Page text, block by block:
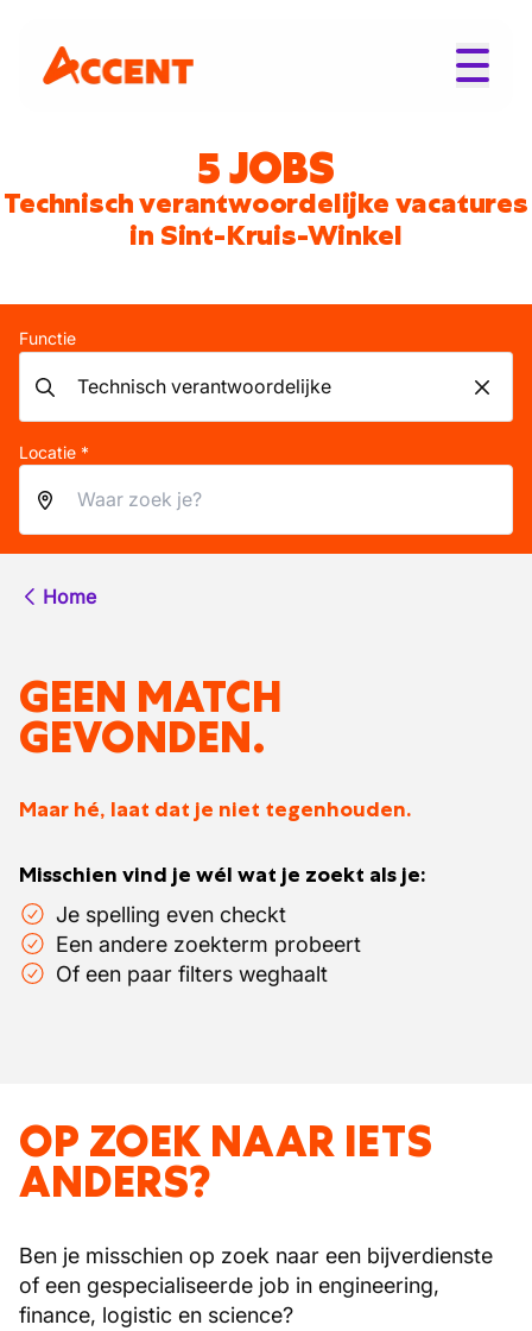
5 JOBS
Technisch verantwoordelijke vacatures
in Sint-Kruis-Winkel
Functie
Locatie *
Home
GEEN MATCH
GEVONDEN.
Maar hé, laat dat je niet tegenhouden.
Misschien vind je wél wat je zoekt als je:
Je spelling even checkt
Een andere zoekterm probeert
Of een paar filters weghaalt
OP ZOEK NAAR IETS
ANDERS?
Ben je misschien op zoek naar een bijverdienste
of een gespecialiseerde job in engineering,
finance, logistic en science?